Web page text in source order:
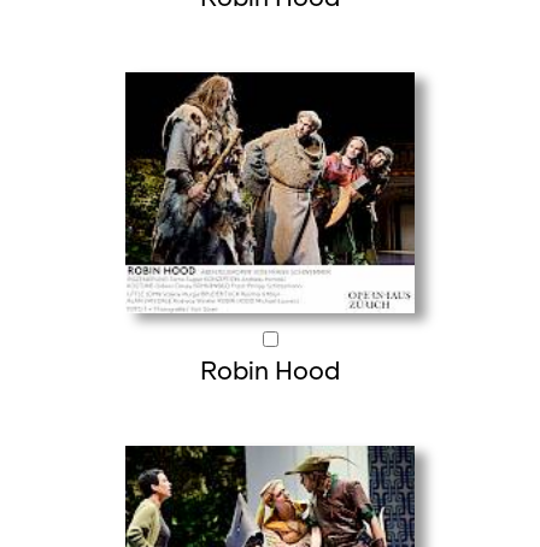
Robin Hood